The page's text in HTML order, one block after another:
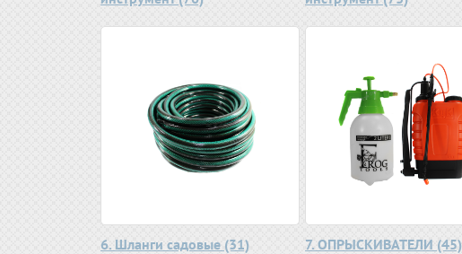
6. Шланги садовые (31) 7. ОПРЫСКИВАТЕЛИ (45)